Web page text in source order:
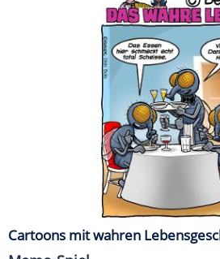
Cartoons mit wahren